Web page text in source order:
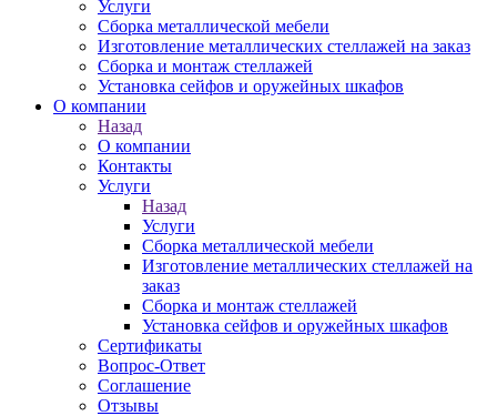
Услуги
Сборка металлической мебели
Изготовление металлических стеллажей на заказ
Сборка и монтаж стеллажей
Установка сейфов и оружейных шкафов
О компании
Назад
О компании
Контакты
Услуги
Назад
Услуги
Сборка металлической мебели
Изготовление металлических стеллажей на
заказ
Сборка и монтаж стеллажей
Установка сейфов и оружейных шкафов
Сертификаты
Вопрос-Ответ
Соглашение
Отзывы